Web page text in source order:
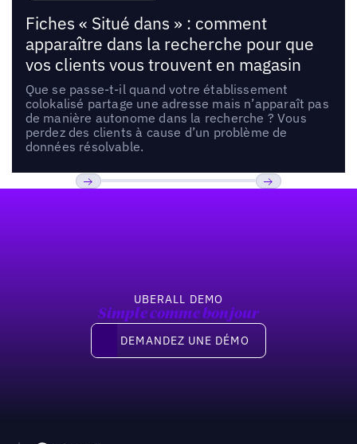
Fiches « Situé dans » : comment
apparaître dans la recherche pour que
vos clients vous trouvent en magasin
Que se passe-t-il quand votre établissement
colokalisé partage une adresse mais n’apparaît pas
de manière autonome dans la recherche ? Vous
perdez des clients à cause d’un problème de
données résolvable.
UBERALL DEMO
Simple comme bonjour
Demandez une démo
DEMANDEZ UNE DÉMO